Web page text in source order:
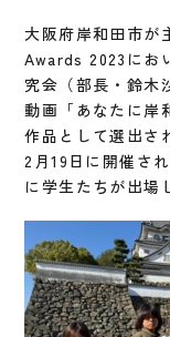
大阪府岸和田市が
Awards 2023にお
究会（部長・鈴木
動画「あなたに岸
作品として選出さ
2月19日に開催さ
に学生たちが出場